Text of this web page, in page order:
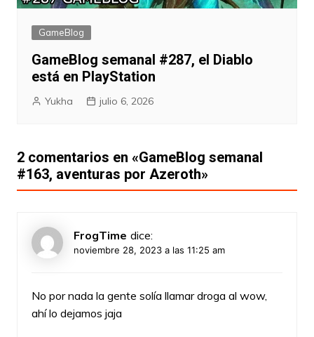
GameBlog
GameBlog semanal #287, el Diablo
está en PlayStation
Yukha julio 6, 2026
2 comentarios en «GameBlog semanal
#163, aventuras por Azeroth»
FrogTime dice:
noviembre 28, 2023 a las 11:25 am
No por nada la gente solía llamar droga al wow,
ahí lo dejamos jaja